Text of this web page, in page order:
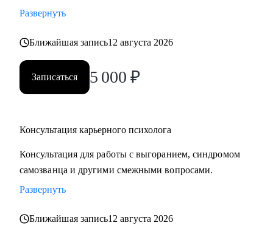
Развернуть
Ближайшая запись12 августа 2026
Записаться 5 000 ₽
Консультация карьерного психолога
Консультация для работы с выгоранием, синдромом
самозванца и другими смежными вопросами.
Развернуть
Ближайшая запись12 августа 2026